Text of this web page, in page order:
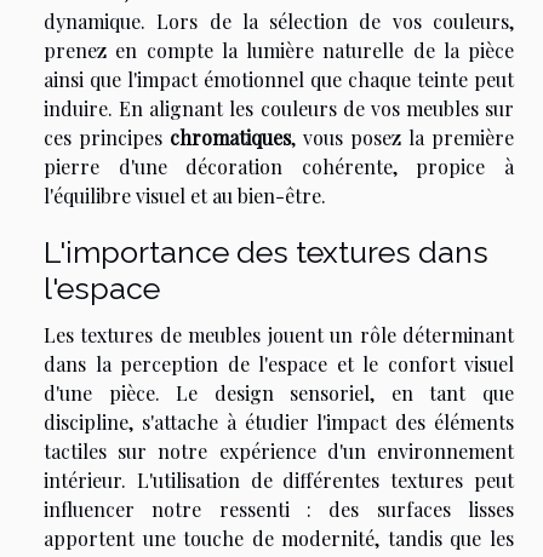
dynamique. Lors de la sélection de vos couleurs,
prenez en compte la lumière naturelle de la pièce
ainsi que l'impact émotionnel que chaque teinte peut
induire. En alignant les couleurs de vos meubles sur
ces principes chromatiques, vous posez la première
pierre d'une décoration cohérente, propice à
l'équilibre visuel et au bien-être.
L'importance des textures dans
l'espace
Les textures de meubles jouent un rôle déterminant
dans la perception de l'espace et le confort visuel
d'une pièce. Le design sensoriel, en tant que
discipline, s'attache à étudier l'impact des éléments
tactiles sur notre expérience d'un environnement
intérieur. L'utilisation de différentes textures peut
influencer notre ressenti : des surfaces lisses
apportent une touche de modernité, tandis que les